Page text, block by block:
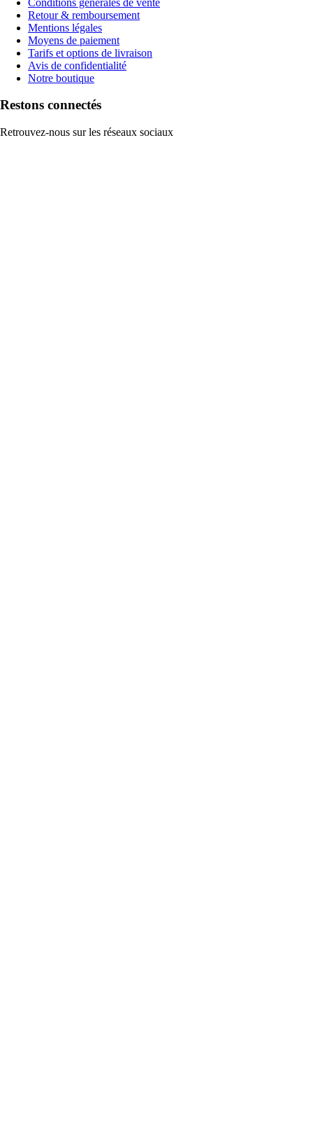
Retour & remboursement
Mentions légales
Moyens de paiement
Tarifs et options de livraison
Avis de confidentialité
Notre boutique
Restons connectés
Retrouvez-nous sur les réseaux sociaux